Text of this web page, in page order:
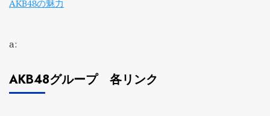
AKB48の魅力
a:
AKB48グループ 各リンク